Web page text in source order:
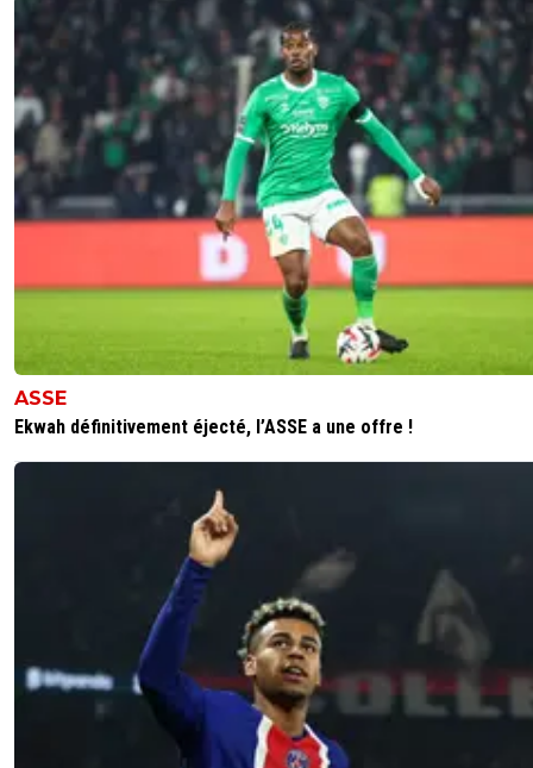
ASSE
Ekwah définitivement éjecté, l’ASSE a une offre !